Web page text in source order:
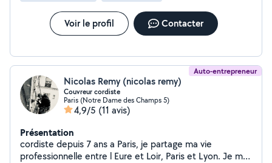
Voir le profil Contacter
Auto-entrepreneur
Nicolas Remy (nicolas remy)
Couvreur cordiste
Paris (Notre Dame des Champs 5)
4,9/5 (11 avis)
Présentation
cordiste depuis 7 ans a Paris, je partage ma vie
professionnelle entre l Eure et Loir, Paris et Lyon. Je me